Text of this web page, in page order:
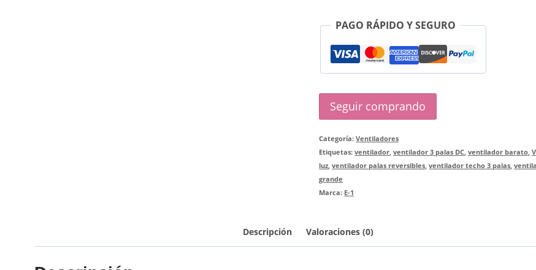
NEGRO
110
cm
55010
PAGO RÁPIDO Y SEGURO
Seguir comprando
Categoría:Ventiladores
Etiquetas:ventilador ,ventilador 3 palas DC ,ventilador barato ,
luz ,ventilador palas reversibles ,ventilador techo 3 palas ,
grande
Marca: E-1
Descripción Valoraciones (0)